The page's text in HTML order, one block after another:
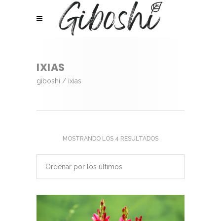
IXIAS
giboshi / ixias
MOSTRANDO LOS 4 RESULTADOSORDENADO
Ordenar por los últimos